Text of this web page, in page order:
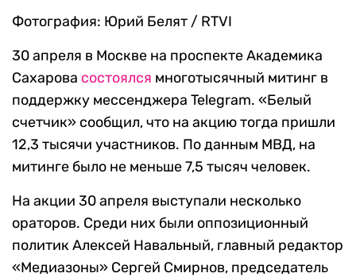
Фотография: Юрий Белят / RTVI
30 апреля в Москве на проспекте Академика
Сахарова состоялся многотысячный митинг в
поддержку мессенджера Telegram. «Белый
счетчик» сообщил, что на акцию тогда пришли
12,3 тысячи участников. По данным МВД, на
митинге было не меньше 7,5 тысяч человек.
На акции 30 апреля выступали несколько
ораторов. Среди них были оппозиционный
политик Алексей Навальный, главный редактор
«Медиазоны» Сергей Смирнов, председатель